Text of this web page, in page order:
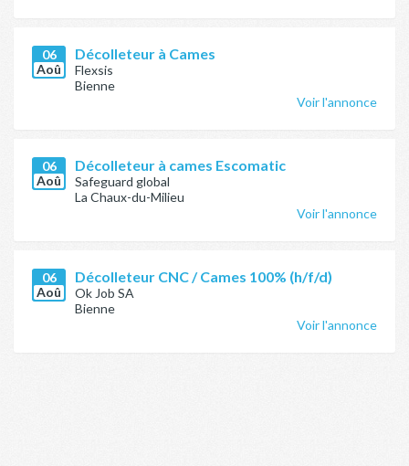
06
Aoû
Décolleteur à Cames
Flexsis
Bienne
Voir l'annonce
06
Aoû
Décolleteur à cames Escomatic
Safeguard global
La Chaux-du-Milieu
Voir l'annonce
06
Aoû
Décolleteur CNC / Cames 100% (h/f/d)
Ok Job SA
Bienne
Voir l'annonce